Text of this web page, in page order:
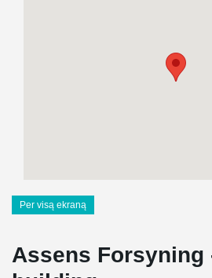
Per visą ekraną
Assens Forsyning